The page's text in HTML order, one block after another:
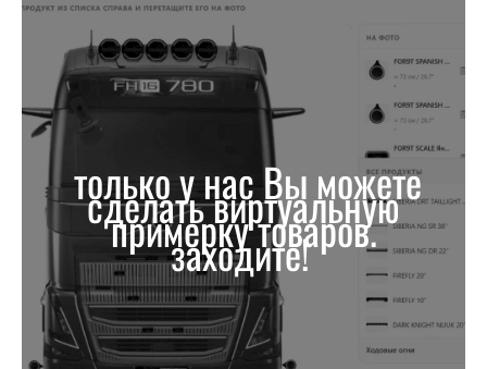
только у нас Вы можете
сделать виртуальную
примерку товаров.
заходите!